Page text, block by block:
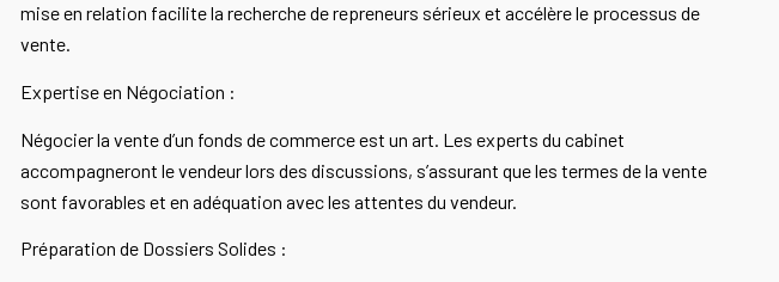
mise en relation facilite la recherche de repreneurs sérieux et accélère le processus de
vente.
Expertise en Négociation :
Négocier la vente d’un fonds de commerce est un art. Les experts du cabinet
accompagneront le vendeur lors des discussions, s’assurant que les termes de la vente
sont favorables et en adéquation avec les attentes du vendeur.
Préparation de Dossiers Solides :